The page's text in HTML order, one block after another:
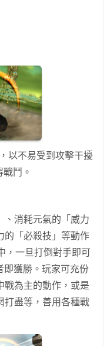
以不易受到攻擊干擾
鬥。
、消耗元氣的「威力
的「必殺技」等動作
，一旦打倒對手即可
即獲勝。玩家可充份
戰為主的動作，或是
打盡等，善用各種戰